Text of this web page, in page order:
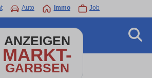
Auto Immo Job
ANZEIGEN
MARKT-
GARBSEN